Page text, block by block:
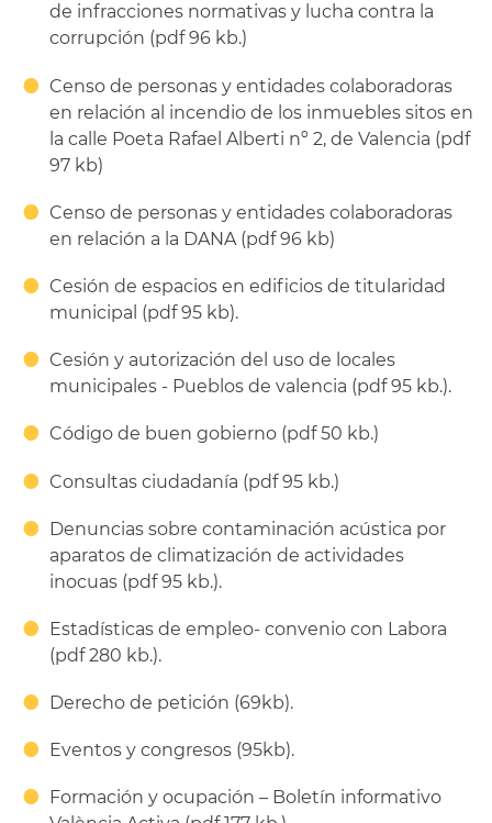
de infracciones normativas y lucha contra la
corrupción (pdf 96 kb.)
Censo de personas y entidades colaboradoras
en relación al incendio de los inmuebles sitos en
la calle Poeta Rafael Alberti nº 2, de Valencia (pdf
97 kb)
Censo de personas y entidades colaboradoras
en relación a la DANA (pdf 96 kb)
Cesión de espacios en edificios de titularidad
municipal (pdf 95 kb).
Cesión y autorización del uso de locales
municipales - Pueblos de valencia (pdf 95 kb.).
Código de buen gobierno (pdf 50 kb.)
Consultas ciudadanía (pdf 95 kb.)
Denuncias sobre contaminación acústica por
aparatos de climatización de actividades
inocuas (pdf 95 kb.).
Estadísticas de empleo- convenio con Labora
(pdf 280 kb.).
Derecho de petición (69kb).
Eventos y congresos (95kb).
Formación y ocupación – Boletín informativo